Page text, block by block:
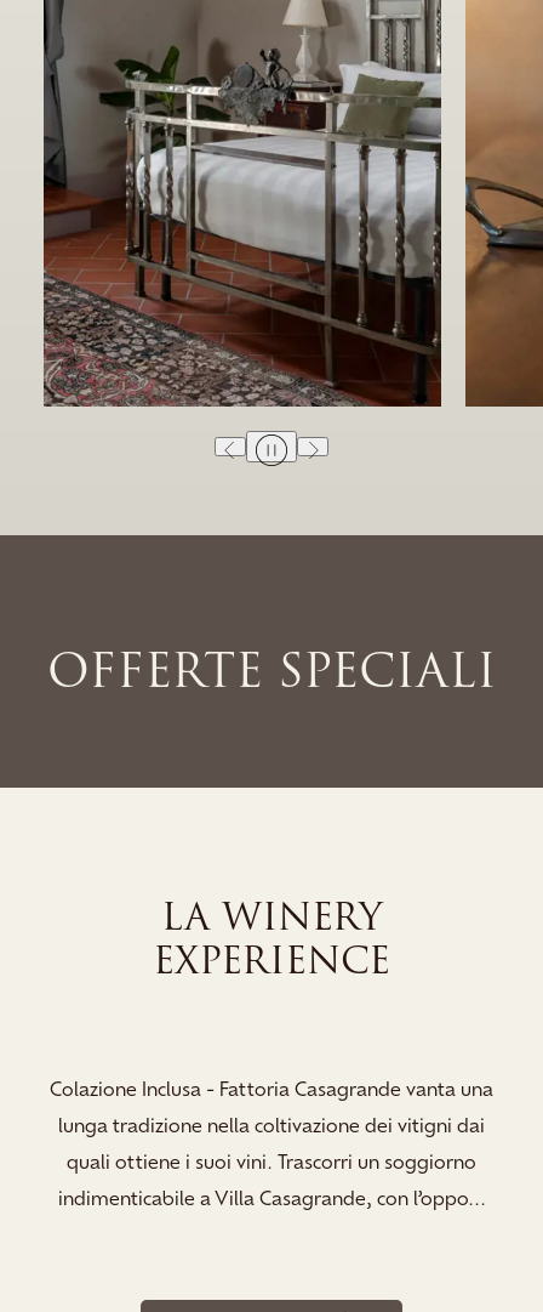
OFFERTE SPECIALI
LA WINERY
EXPERIENCE
Colazione Inclusa - Fattoria Casagrande vanta una
lunga tradizione nella coltivazione dei vitigni dai
quali ottiene i suoi vini. Trascorri un soggiorno
indimenticabile a Villa Casagrande, con l’oppo...